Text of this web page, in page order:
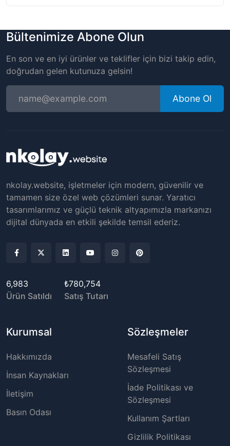
Bültenimize Abone Olun
En son ve en iyi ürünler ve teklifler için bizi takip edin,
doğrudan gelen kutunuza gelsin!
Abone Ol
nkolay.website, işletmeler için modern, güvenilir ve
tamamen size özel web çözümleri sunar. Yaratıcı
tasarımlarımız ve güçlü teknik altyapımızla markanızı
dijital dünyada en etkili şekilde temsil ederiz.
6,983
Ürün Satıldı
₺780,754
Satış Tutarı
Kurumsal
Hakkımızda
İnsan Kaynakları
İletişim
Basın Odası
Sözleşmeler
Mesafeli Satış
Sözleşmesi
İade Politikası ve
Sözleşmesi
Kullanım Şartları
Gizlilik Politikası